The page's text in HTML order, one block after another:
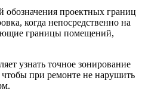
обозначения проектных границ
когда непосредственно на
границы помещений,
узнать точное зонирование
при ремонте не нарушить